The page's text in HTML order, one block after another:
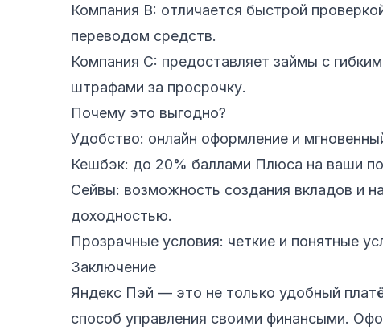
Компания B: отличается быстрой
переводом средств.
Компания C: предоставляет займы с
штрафами за просрочку.
Почему это выгодно?
Удобство: онлайн оформление и
Кешбэк: до 20% баллами Плюса на ваши
Сейвы: возможность создания вкладов и
доходностью.
Прозрачные условия: четкие и понятные
Заключение
Яндекс Пэй — это не только удобный
способ управления своими финансыми.